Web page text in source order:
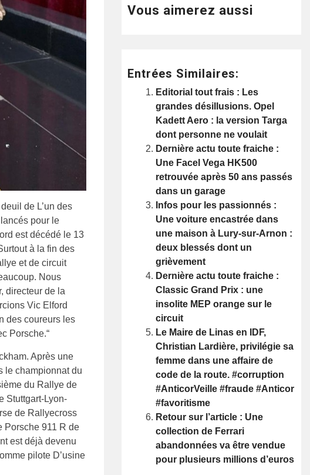
de L’un des
pour le
est décédé le 13
à la fin des
et de circuit
Nous
directeur de la
Vic Elford
des coureurs les
Porsche.“
Après une
le championnat du
du Rallye de
Stuttgart-Lyon-
de Rallyecross
Porsche 911 R de
est déjà devenu
pilote D’usine
Vous aimerez aussi
Entrées Similaires:
Editorial tout frais : Les
grandes désillusions. Opel
Kadett Aero : la version Targa
dont personne ne voulait
Dernière actu toute fraiche :
Une Facel Vega HK500
retrouvée après 50 ans passés
dans un garage
Infos pour les passionnés :
Une voiture encastrée dans
une maison à Lury-sur-Arnon :
deux blessés dont un
grièvement
Dernière actu toute fraiche :
Classic Grand Prix : une
insolite MEP orange sur le
circuit
Le Maire de Linas en IDF,
Christian Lardière, privilégie sa
femme dans une affaire de
code de la route. #corruption
#AnticorVeille #fraude #Anticor
#favoritisme
Retour sur l’article : Une
collection de Ferrari
abandonnées va être vendue
pour plusieurs millions d’euros